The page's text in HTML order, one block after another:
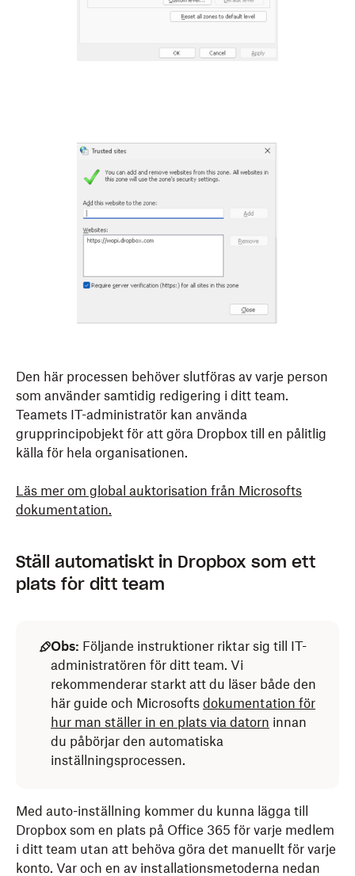
Den här processen behöver slutföras av varje person
som använder samtidig redigering i ditt team.
Teamets IT-administratör kan använda
grupprincipobjekt för att göra Dropbox till en pålitlig
källa för hela organisationen.
Läs mer om global auktorisation från Microsofts
dokumentation.
Ställ automatiskt in Dropbox som ett
plats för ditt team
Obs: Följande instruktioner riktar sig till IT-
administratören för ditt team. Vi
rekommenderar starkt att du läser både den
här guide och Microsofts dokumentation för
hur man ställer in en plats via datorn innan
du påbörjar den automatiska
inställningsprocessen.
Med auto-inställning kommer du kunna lägga till
Dropbox som en plats på Office 365 för varje medlem
i ditt team utan att behöva göra det manuellt för varje
konto. Var och en av installationsmetoderna nedan